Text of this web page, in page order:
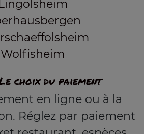
Wolfisheim
choix du paiement
en ligne ou à la
Réglez par paiement